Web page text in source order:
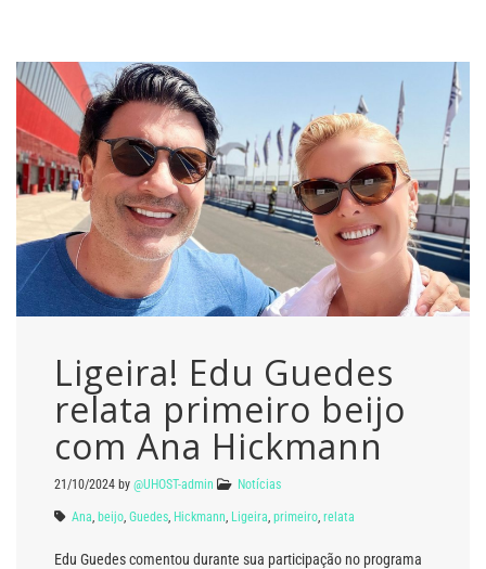
Ligeira! Edu Guedes
relata primeiro beijo
com Ana Hickmann
21/10/2024 by @UHOST-admin Notícias
Ana beijo Guedes Hickmann Ligeira primeiro relata
Edu Guedes comentou durante sua participação no programa